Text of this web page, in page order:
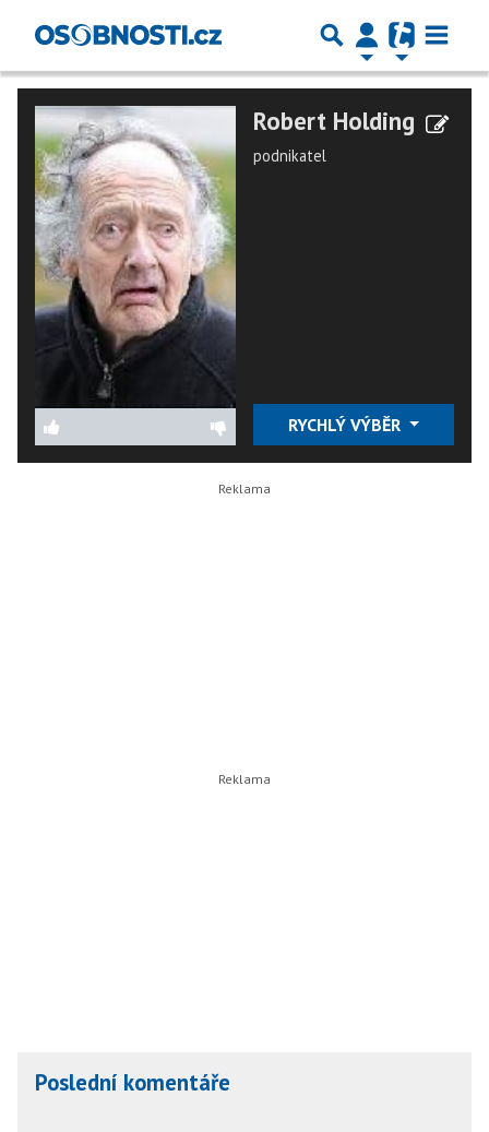
Robert Holding
podnikatel
RYCHLÝ VÝBĚR
Poslední komentáře